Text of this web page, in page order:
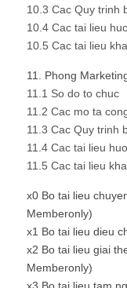
10.3 Cac Quy trinh
10.4 Cac tai lieu
10.5 Cac tai lieu
11. Phong
11.1 So do to chuc
11.2 Cac mo ta
11.3 Cac Quy trinh
11.4 Cac tai lieu
11.5 Cac tai lieu
x0 Bo tai lieu
Memberonly)
x1 Bo tai lieu dieu
x2 Bo tai lieu giai
Memberonly)